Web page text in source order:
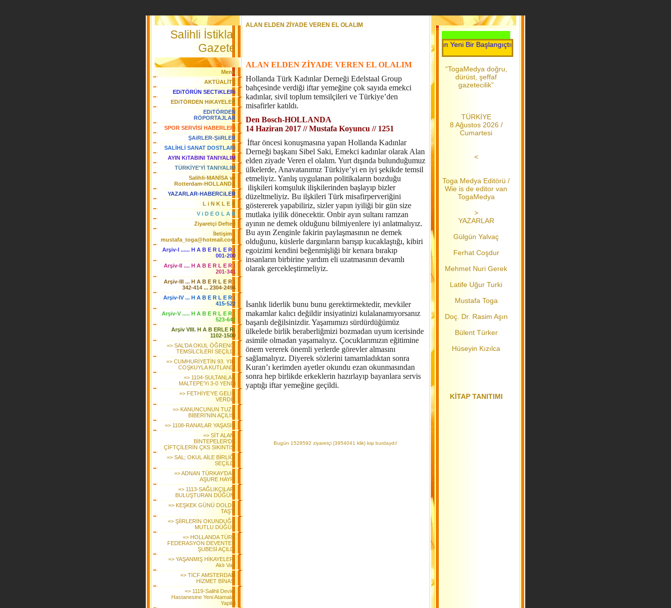
Salihli İstiklal
Gazete
Menü
AKTÜALİTE
EDiTÖRÜN SECTiKLERi
EDiTÖRDEN HiKAYELER
EDiTÖRDEN
RÖPORTAJLAR
SPOR SERVİSİ HABERLERi
ŞAiRLER-ŞiiRLER
SALİHLİ SANAT DOSTLARI
AYIN KiTABINI TANIYALIM
TÜRKİYE'Yİ TANIYALIM
Salihli-MANİSA ve
Rotterdam-HOLLANDA
YAZARLAR-HABERCiLER
L i N K L E R
V i D E O L A R
Ziyaretçi Defteri
İletişim :
mustafa_toga@hotmail.com
Arşiv-I ...... H A B E R L E R :
001-200
Arşiv-II .... H A B E R L E R :
201-341
Arşiv-III ... H A B E R L E R :
342-414 ... 2304-2494
Arşiv-IV ... H A B E R L E R :
415-522
Arşiv-V ..... H A B E R L E R :
523-642
Arşiv VIII. H A B ERLE R:
1102-1500
=> SAL’DA OKUL ÖĞRENCİ
TEMSİLCİLERİ SEÇİLDİ
=> CUMHURİYETİN 93. YILI
COŞKUYLA KUTLANDI
=> 1104-SULTANLAR
MALTEPE’Yi 3-0 YENDi
=> FETHİYE’YE GELİN
VERDİK
=> KANUNCUNUN TUZU
BİBERİ’NİN AÇILIŞI
=> 1108-RANA’LAR YAŞASIN
=> SİT ALANI
BİNTEPELER'DE
ÇİFTÇİLERİN ÇKS SIKINTISI
=> SAL; OKUL AİLE BİRLİĞİ
SEÇİLDİ
=> ADNAN TÜRKAY’DAN
AŞURE HAYRI
=> 1113-SAĞLIKÇILARI
BULUŞTURAN DÜĞÜN!
=> KEŞKEK GÜNÜ DOLDU
TAŞTI
=> ŞİİRLERİN OKUNDUĞU
MUTLU DÜĞÜN
=> HOLLANDA TÜRK
FEDERASYON DEVENTER
ŞUBESİ AÇILDI
=> YAŞANMIŞ HİKAYELER-
Aklı Var!
=> TİCF AMSTERDAM
HİZMET BİNASI
=> 1119-Salihli Devlet
Hastanesine Yeni Atamalar
Yapildi
ALAN ELDEN ZİYADE VEREN EL OLALIM
ALAN ELDEN ZİYADE VEREN EL OLALIM
Hollanda Türk Kadınlar Derneği Edelstaal Group
bahçesinde verdiği iftar yemeğine çok sayıda emekci
kadınlar, sivil toplum temsilçileri ve Türkiye’den
misafirler katıldı.
Den Bosch-HOLLANDA
14 Haziran 2017 //Mustafa Koyuncu // 1251
İftar öncesi konuşmasına yapan Hollanda Kadınlar
Derneği başkanı Sibel Saki, Emekci kadınlar olarak Alan
elden ziyade Veren el olalım. Yurt dışında bulunduğumuz
ülkelerde, Anavatanımız Türkiye’yi en iyi şekikde temsil
etmeliyiz. Yanlış uygulanan politikaların bozduğu
ilişkileri komşuluk ilişkilerinden başlayıp bizler
düzeltmeliyiz. Bu ilşkileri Türk misafirperveriğini
göstererek yapabiliriz, sizler yapın iyiliği bir gün size
mutlaka iyilik dönecektir. Onbir ayın sultanı ramzan
ayının ne demek olduğunu bilmiyenlere iyi anlatmalıyız.
Bu ayın Zenginle fakirin paylaşmasının ne demek
olduğunu, küslerle dargınların barışıp kucaklaştığı, kibiri
egoizimi kendini beğenmişliği bir kenara bırakıp
insanların birbirine yardım eli uzatmasının devamlı
olarak gercekleştirmeliyiz.
İsanlık liderlik bunu bunu gerektirmektedir, mevkiler
makamlar kalıcı değildir insiyatinizi kulalanamıyorsanız
başarılı değilsinizdir. Yaşamımızı sürdürdüğümüz
ülkelede birlik beraberliğmizi bozmadan uyum icerisinde
asimile olmadan yaşamalıyız. Çocuklarımızın eğitimine
önem vererek önemli yerlerde görevler almasını
sağlamalıyız. Diyerek sözlerini tamamladıktan sonra
Kuran’ı kerimden ayetler okundu ezan okunmasından
sonra hep birlikde erkeklerin hazırlayıp bayanlara servis
yaptığı iftar yemeğine geçildi.
Bugün 1528592 ziyaretçi (3954041 klik) kişi burdaydı!
Her Gün Yeni Bir Başlangıçtır.....Toga Medya.....2006 dan bu yana
“TogaMedya doğru,
dürüst, şeffaf
gazetecilik”
TÜRKİYE
8 Ağustos 2026 /
Cumartesi
<
Toga Medya Editörü /
Wie is de editor van
TogaMedya
>
YAZARLAR
Gülgün Yalvaç
Ferhat Coşdur
Mehmet Nuri Gerek
Latife Uğur Turki
Mustafa Toga
Doç. Dr. Rasim Aşın
Bülent Türker
Hüseyin Kızılca
KİTAP TANITIMI